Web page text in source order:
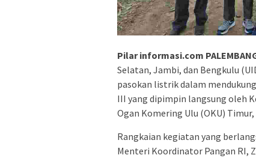
Pilar informasi.com
Selatan, Jambi, dan Bengkulu
pasokan listrik dalam
III yang dipimpin langsung oleh
Ogan Komering Ulu (OKU)
Rangkaian kegiatan yang
Menteri Koordinator Pangan RI,